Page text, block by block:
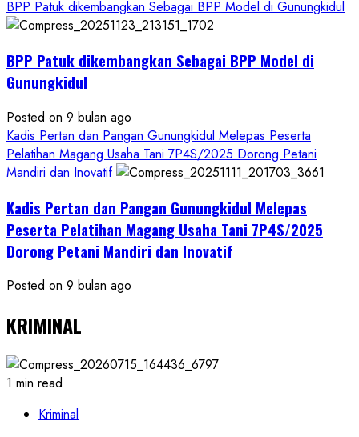
BPP Patuk dikembangkan Sebagai BPP Model di Gunungkidul
BPP Patuk dikembangkan Sebagai BPP Model di
Gunungkidul
Posted on 9 bulan ago
Kadis Pertan dan Pangan Gunungkidul Melepas Peserta
Pelatihan Magang Usaha Tani 7P4S/2025 Dorong Petani
Mandiri dan Inovatif
Kadis Pertan dan Pangan Gunungkidul Melepas
Peserta Pelatihan Magang Usaha Tani 7P4S/2025
Dorong Petani Mandiri dan Inovatif
Posted on 9 bulan ago
KRIMINAL
1 min read
Kriminal